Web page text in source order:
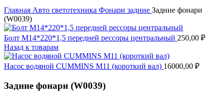
Главная Авто светотехника Фонари задние Задние фонари
(W0039)
Болт М14*220*1,5 передней рессоры центральный 250,00 ₽
Назад к товарам
Насос водяной CUMMINS M11 (короткий вал) 16000,00 ₽
Задние фонари (W0039)